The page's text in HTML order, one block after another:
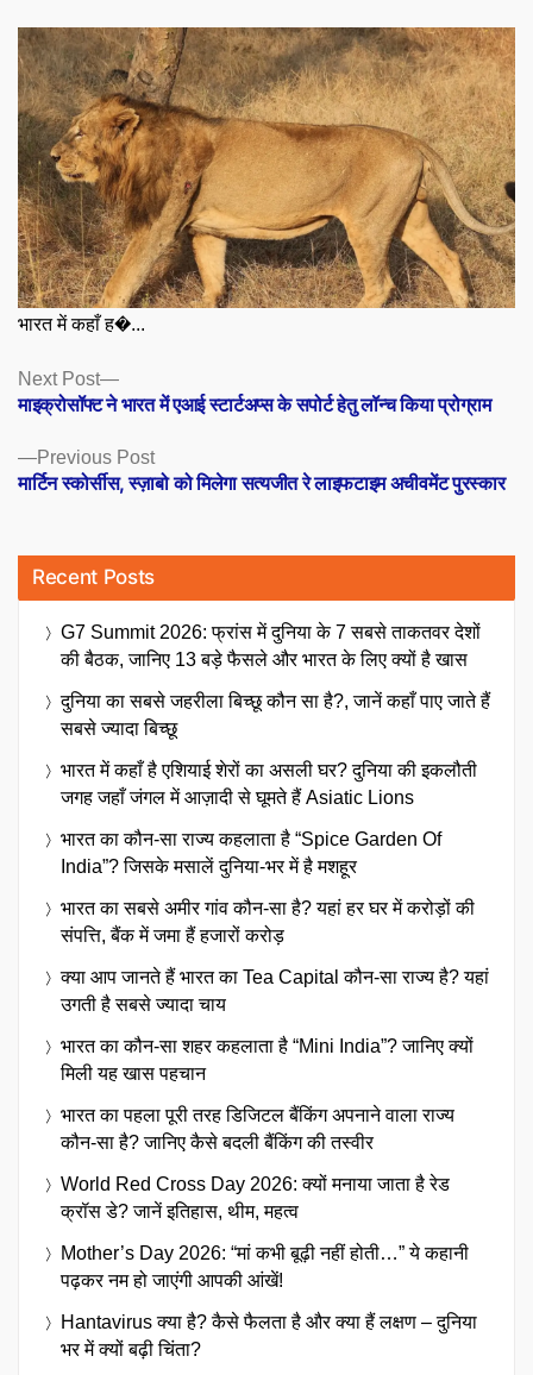
भारत में कहाँ ह�...
Posts
navigation
Previous PostPrevious
post:
मार्टिन स्कोर्सीस, स्ज़ाबो को मिलेगा सत्यजीत रे लाइफटाइम अचीवमेंट पुरस्कार
Next Post
Next
post:
माइक्रोसॉफ्ट ने भारत में एआई स्टार्टअप्स के सपोर्ट हेतु लॉन्च किया प्रोग्राम
Recent Posts
G7 Summit 2026: फ्रांस में दुनिया के 7 सबसे ताकतवर देशों
की बैठक, जानिए 13 बड़े फैसले और भारत के लिए क्यों है खास
दुनिया का सबसे जहरीला बिच्छू कौन सा है?, जानें कहाँ पाए जाते हैं
सबसे ज्यादा बिच्छू
भारत में कहाँ है एशियाई शेरों का असली घर? दुनिया की इकलौती
जगह जहाँ जंगल में आज़ादी से घूमते हैं Asiatic Lions
भारत का कौन-सा राज्य कहलाता है “Spice Garden Of
India”? जिसके मसालें दुनिया-भर में है मशहूर
भारत का सबसे अमीर गांव कौन-सा है? यहां हर घर में करोड़ों की
संपत्ति, बैंक में जमा हैं हजारों करोड़
क्या आप जानते हैं भारत का Tea Capital कौन-सा राज्य है? यहां
उगती है सबसे ज्यादा चाय
भारत का कौन-सा शहर कहलाता है “Mini India”? जानिए क्यों
मिली यह खास पहचान
भारत का पहला पूरी तरह डिजिटल बैंकिंग अपनाने वाला राज्य
कौन-सा है? जानिए कैसे बदली बैंकिंग की तस्वीर
World Red Cross Day 2026: क्यों मनाया जाता है रेड
क्रॉस डे? जानें इतिहास, थीम, महत्व
Mother’s Day 2026: “मां कभी बूढ़ी नहीं होती…” ये कहानी
पढ़कर नम हो जाएंगी आपकी आंखें!
Hantavirus क्या है? कैसे फैलता है और क्या हैं लक्षण – दुनिया
भर में क्यों बढ़ी चिंता?